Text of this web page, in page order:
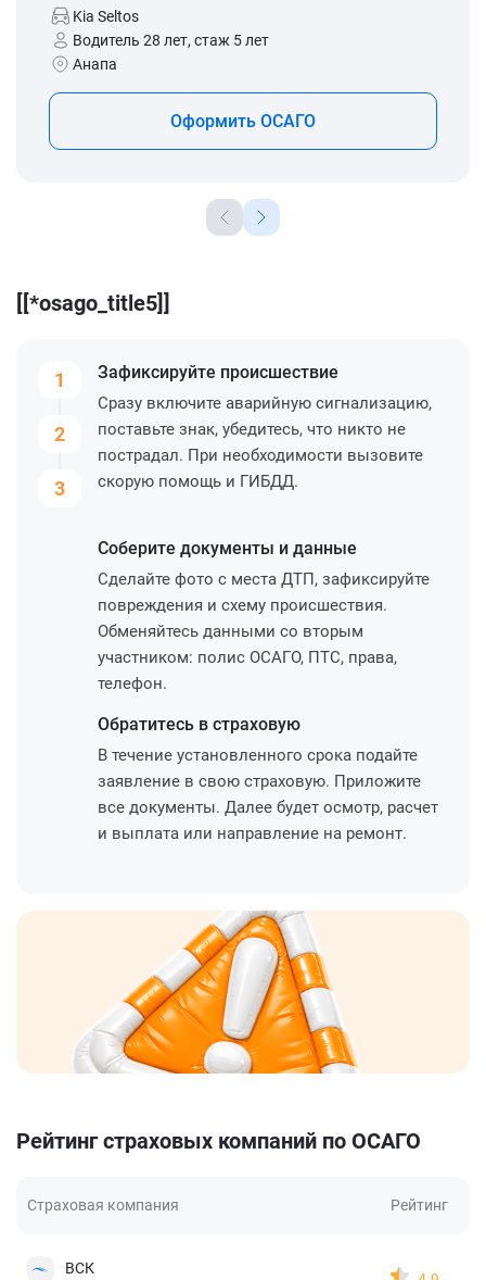
Kia Seltos
Водитель 28 лет, стаж 5 лет
Анапа
Оформить ОСАГО
[[*osago_title5]]
1
2
3
Зафиксируйте происшествие
Сразу включите аварийную сигнализацию,
поставьте знак, убедитесь, что никто не
пострадал. При необходимости вызовите
скорую помощь и ГИБДД.
Соберите документы и данные
Сделайте фото с места ДТП, зафиксируйте
повреждения и схему происшествия.
Обменяйтесь данными со вторым
участником: полис ОСАГО, ПТС, права,
телефон.
Обратитесь в страховую
В течение установленного срока подайте
заявление в свою страховую. Приложите
все документы. Далее будет осмотр, расчет
и выплата или направление на ремонт.
Рейтинг страховых компаний по ОСАГО
Страховая компания Рейтинг
ВСК